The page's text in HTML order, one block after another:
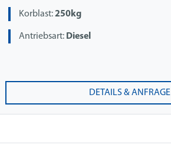
Korblast:250kg
Antriebsart: Diesel
DETAILS & ANFRAGE